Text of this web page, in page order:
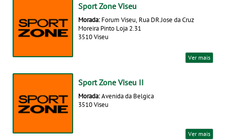
Sport Zone Viseu
Morada: Forum Viseu, Rua DR.Jose da Cruz
Moreira Pinto Loja 2.31
3510 Viseu
Ver mais
Sport Zone Viseu II
Morada:Avenida da Belgica
3510 Viseu
Ver mais